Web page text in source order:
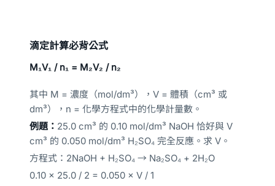
滴定計算必背公式
M₁V₁ / n₁ = M₂V₂ / n₂
其中 M = 濃度（mol/dm³），V = 體積（cm³ 或
dm³），n = 化學方程式中的化學計量數。
例題： 25.0 cm³ 的 0.10 mol/dm³ NaOH 恰好與 V
cm³ 的 0.050 mol/dm³ H₂SO₄ 完全反應。求 V。
方程式：2NaOH + H₂SO₄ → Na₂SO₄ + 2H₂O
0.10 × 25.0 / 2 = 0.050 × V / 1